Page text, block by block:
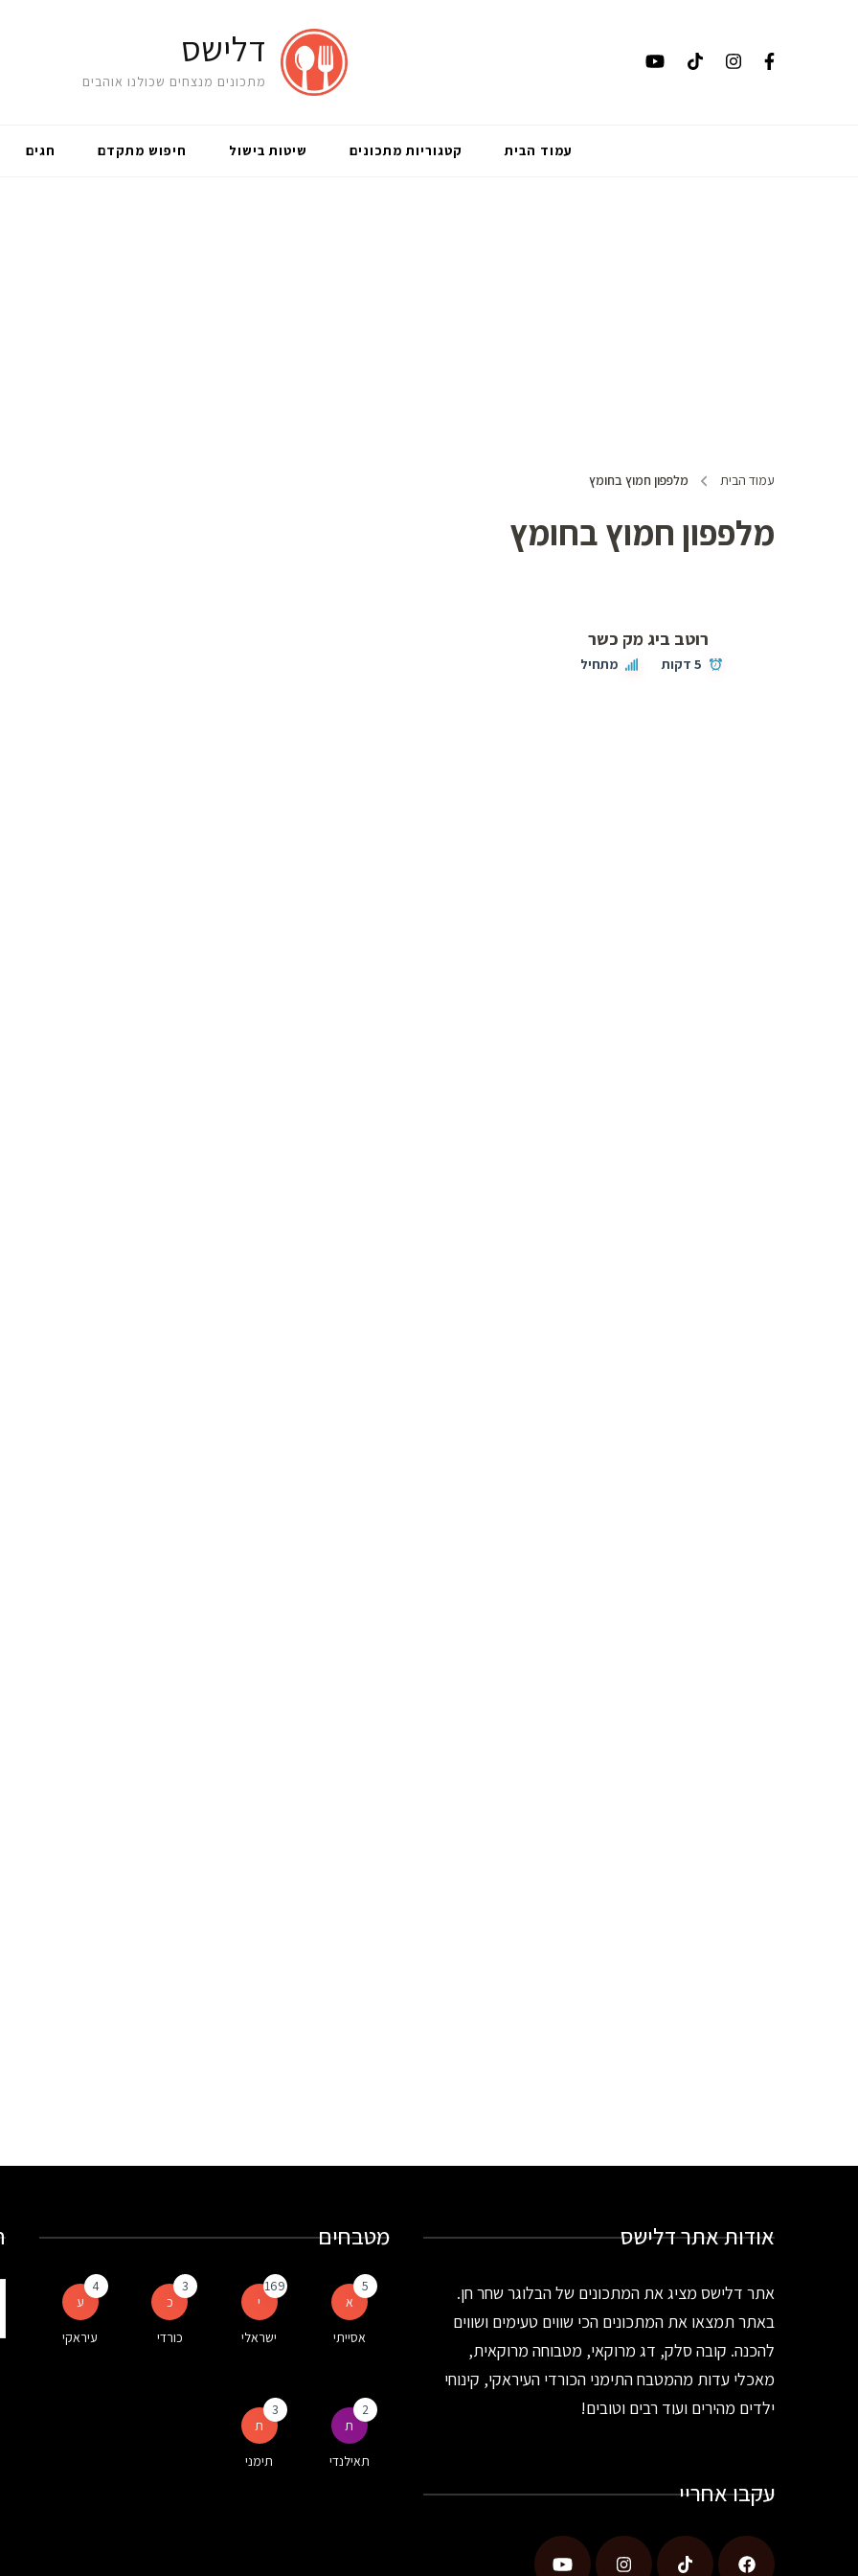
דלישס
מתכונים מנצחים שכולנו אוהבים
עמוד הבית קטגוריות מתכונים שיטות בישול חיפוש מתקדם חגים
עמוד הבית מלפפון חמוץ בחומץ
מלפפון חמוץ בחומץ
רוטב ביג מק כשר
5 דקות מתחיל
אודות אתר דלישס
אתר דלישס מציג את המתכונים של הבלוגר שחר חן.
באתר תמצאו את המתכונים הכי שווים טעימים ושווים
להכנה. קובה סלק, דג מרוקאי, מטבוחה מרוקאית,
מאכלי עדות מהמטבח התימני הכורדי העיראקי, קינוחי
ילדים מהירים ועוד רבים וטובים!
עקבו אחריי
מטבחים
א
5
אסייתי
י
169
ישראלי
כ
3
כורדי
ע
4
עיראקי
ת
2
תאילנדי
ת
3
תימני